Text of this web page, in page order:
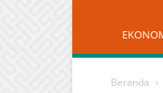
Beranda